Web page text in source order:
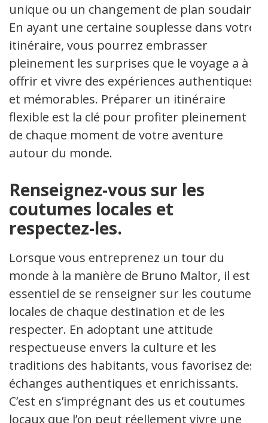
unique ou un changement de plan soudain.
En ayant une certaine souplesse dans votre
itinéraire, vous pourrez embrasser
pleinement les surprises que le voyage a à
offrir et vivre des expériences authentiques
et mémorables. Préparer un itinéraire
flexible est la clé pour profiter pleinement
de chaque moment de votre aventure
autour du monde.
Renseignez-vous sur les
coutumes locales et
respectez-les.
Lorsque vous entreprenez un tour du
monde à la manière de Bruno Maltor, il est
essentiel de se renseigner sur les coutumes
locales de chaque destination et de les
respecter. En adoptant une attitude
respectueuse envers la culture et les
traditions des habitants, vous favorisez des
échanges authentiques et enrichissants.
C’est en s’imprégnant des us et coutumes
locaux que l’on peut réellement vivre une